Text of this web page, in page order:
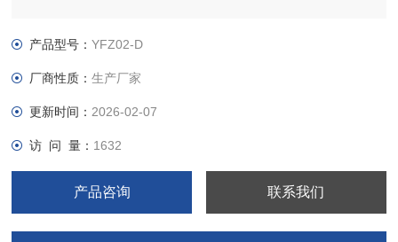
产品型号：YFZ02-D
厂商性质：生产厂家
更新时间： 2026-02-07
访 问 量： 1632
产品咨询 联系我们